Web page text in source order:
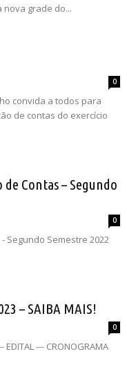
grade do...
0
convida a todos para
de contas do exercício
de Contas – Segundo
0
- Segundo Semestre 2022
– SAIBA MAIS!
0
EDITAL --- CRONOGRAMA